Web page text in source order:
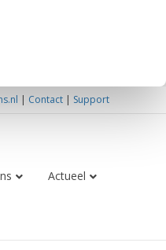
| Contact | Support
Actueel